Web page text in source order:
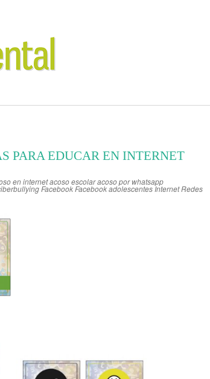
PARA EDUCAR EN INTERNET
en internetacoso escolaracoso por whatsapp
FacebookFacebook adolescentesInternetRedes